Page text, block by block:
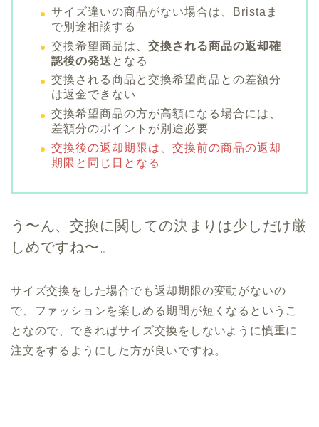
サイズ違いの商品がない場合は、Bristaま
で別途相談する
交換希望商品は、 交換される商品の返却確
認後の発送 となる
交換される商品と交換希望商品との差額分
は返金できない
交換希望商品の方が高額になる場合には、
差額分のポイントが別途必要
交換後の返却期限は、交換前の商品の返却
期限と同じ日となる
う〜ん、交換に関しての決まりは少しだけ厳
しめですね〜。
サイズ交換をした場合でも返却期限の変動がないの
で、ファッションを楽しめる期間が短くなるというこ
となので、できればサイズ交換をしないように慎重に
注文をするようにした方が良いですね。